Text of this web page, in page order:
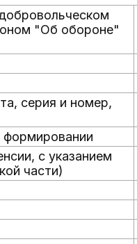
"Об обороне"
серия и номер,
формировании
с указанием
части)